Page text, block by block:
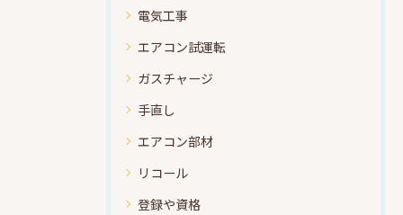
電気工事
エアコン試運転
ガスチャージ
手直し
エアコン部材
リコール
登録や資格